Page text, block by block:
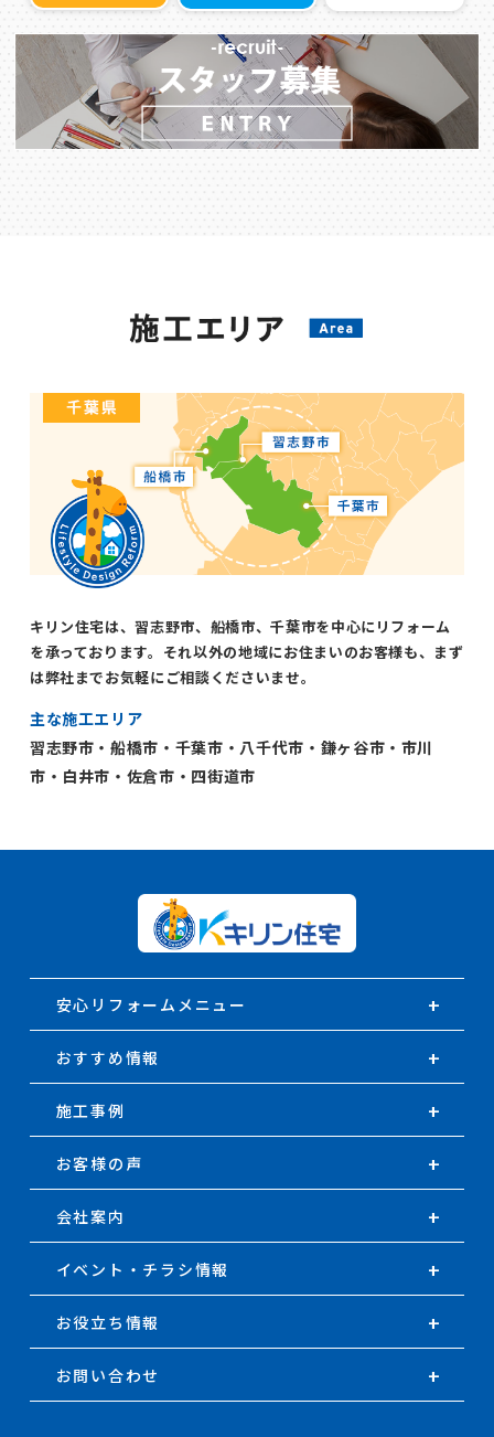
キリン住宅は、習志野市、船橋市、千葉市を中心にリフォーム
を承っております。それ以外の地域にお住まいのお客様も、まず
は弊社までお気軽にご相談くださいませ。
主な施工エリア
習志野市・船橋市・千葉市・八千代市・鎌ヶ谷市・市川
市・白井市・佐倉市・四街道市
安心リフォームメニュー
おすすめ情報
施工事例
お客様の声
会社案内
イベント・チラシ情報
お役立ち情報
お問い合わせ